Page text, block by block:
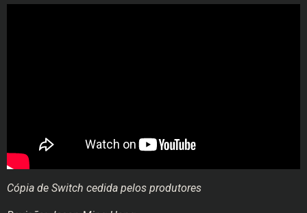
Cópia de Switch cedida pelos produtores